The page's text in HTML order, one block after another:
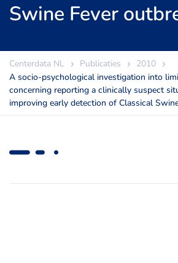
Swine Fever
Centerdata NL Publicaties
2010
A socio-psychological investigation into
concerning reporting a clinically suspect
improving early detection of Classical